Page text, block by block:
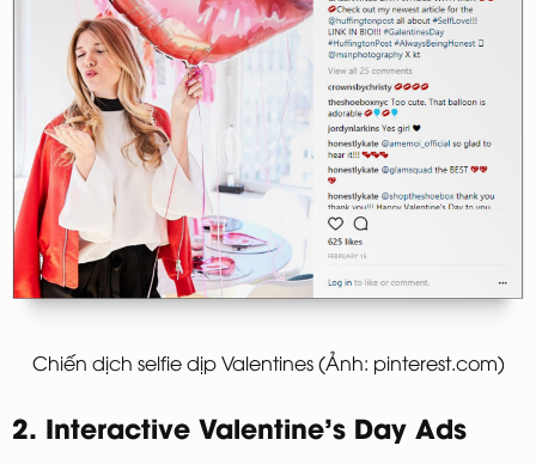
Chiến dịch selfie dịp Valentines (Ảnh: pinterest.com)
2. Interactive Valentine’s Day Ads